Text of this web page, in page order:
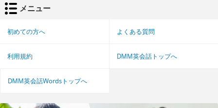
メニュー
初めての方へ よくある質問
利用規約 DMM英会話トップへ
DMM英会話Wordsトップへ